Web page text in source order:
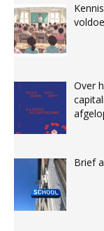
Over
Brief